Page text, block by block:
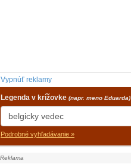
Vypnúť reklamy
Legenda v krížovke (napr. meno Eduarda)
Podrobné vyhľadávanie »